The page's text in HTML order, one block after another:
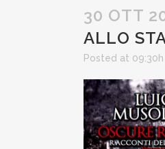
30 OTT
ALLO
Posted at 09:30h